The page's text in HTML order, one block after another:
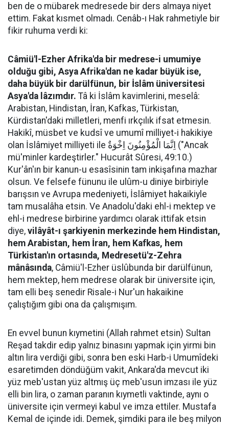
ben de o mübarek medresede bir ders almaya niyet
ettim. Fakat kısmet olmadı. Cenâb-ı Hak rahmetiyle bir
fikir ruhuma verdi ki:
Câmiü'l-Ezher Afrika'da bir medrese-i umumiye
olduğu gibi, Asya Afrika'dan ne kadar büyük ise,
daha büyük bir darülfünun, bir İslâm üniversitesi
Asya'da lâzımdır. Tâ ki İslâm kavimlerini, meselâ:
Arabistan, Hindistan, İran, Kafkas, Türkistan,
Kürdistan'daki milletleri, menfi ırkçılık ifsat etmesin.
Hakikî, müsbet ve kudsî ve umumî milliyet-i hakikiye
olan İslâmiyet milliyeti ile اِنَّمَا الْمُؤْمِنُونَ اِخْوَةٌ ("Ancak
mü'minler kardeştirler." Hucurât Sûresi, 49:10.)
Kur'ân'ın bir kanun-u esasîsinin tam inkişafına mazhar
olsun. Ve felsefe fünunu ile ulûm-u diniye birbiriyle
barışsın ve Avrupa medeniyeti, İslâmiyet hakaikiyle
tam musalâha etsin. Ve Anadolu'daki ehl-i mektep ve
ehl-i medrese birbirine yardımcı olarak ittifak etsin
diye, vilâyât-ı şarkiyenin merkezinde hem Hindistan,
hem Arabistan, hem İran, hem Kafkas, hem
Türkistan'ın ortasında, Medresetü'z-Zehra
mânâsında, Câmiü'l-Ezher üslûbunda bir darülfünun,
hem mektep, hem medrese olarak bir üniversite için,
tam elli beş senedir Risale-i Nur'un hakaikine
çalıştığım gibi ona da çalışmışım.
En evvel bunun kıymetini (Allah rahmet etsin) Sultan
Reşad takdir edip yalnız binasını yapmak için yirmi bin
altın lira verdiği gibi, sonra ben eski Harb-i Umumîdeki
esaretimden döndüğüm vakit, Ankara'da mevcut iki
yüz meb'ustan yüz altmış üç meb'usun imzası ile yüz
elli bin lira, o zaman paranın kıymetli vaktinde, aynı o
üniversite için vermeyi kabul ve imza ettiler. Mustafa
Kemal de içinde idi. Demek, şimdiki para ile beş milyon